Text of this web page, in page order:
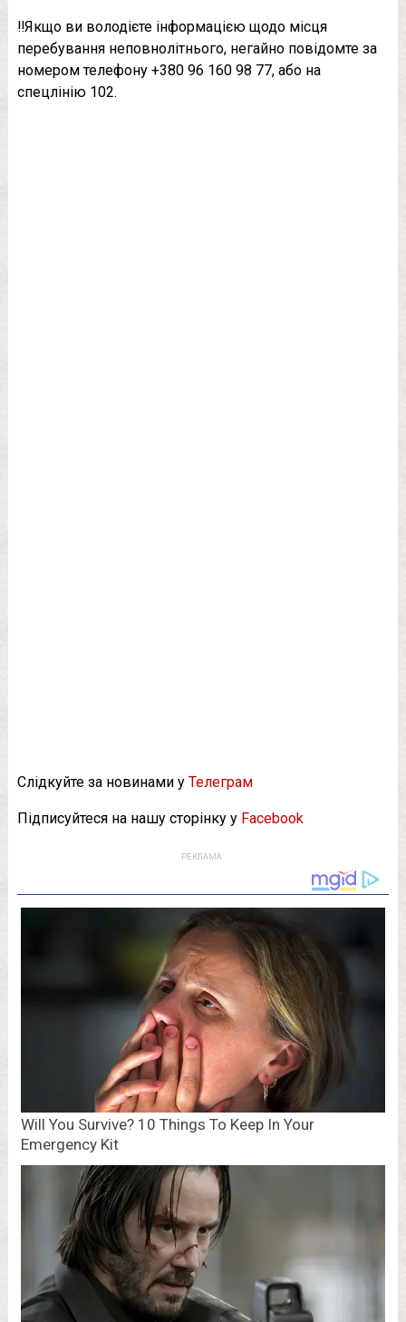
‼️Якщо ви володієте інформацією щодо місця
перебування неповнолітнього, негайно повідомте за
номером телефону +380 96 160 98 77, або на
спецлінію 102.
Слідкуйте за новинами у Телеграм
Підписуйтеся на нашу сторінку у Facebook
РЕКЛАМА: